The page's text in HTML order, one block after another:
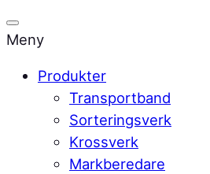
Meny
Produkter
Transportband
Sorteringsverk
Krossverk
Markberedare